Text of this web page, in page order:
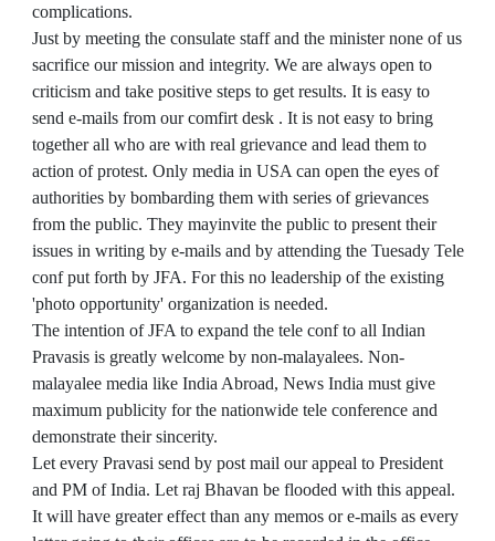
complications.
Just by meeting the consulate staff and the minister none of us
sacrifice our mission and integrity. We are always open to
criticism and take positive steps to get results. It is easy to
send e-mails from our comfirt desk . It is not easy to bring
together all who are with real grievance and lead them to
action of protest. Only media in USA can open the eyes of
authorities by bombarding them with series of grievances
from the public. They mayinvite the public to present their
issues in writing by e-mails and by attending the Tuesady Tele
conf put forth by JFA. For this no leadership of the existing
'photo opportunity' organization is needed.
The intention of JFA to expand the tele conf to all Indian
Pravasis is greatly welcome by non-malayalees. Non-
malayalee media like India Abroad, News India must give
maximum publicity for the nationwide tele conference and
demonstrate their sincerity.
Let every Pravasi send by post mail our appeal to President
and PM of India. Let raj Bhavan be flooded with this appeal.
It will have greater effect than any memos or e-mails as every